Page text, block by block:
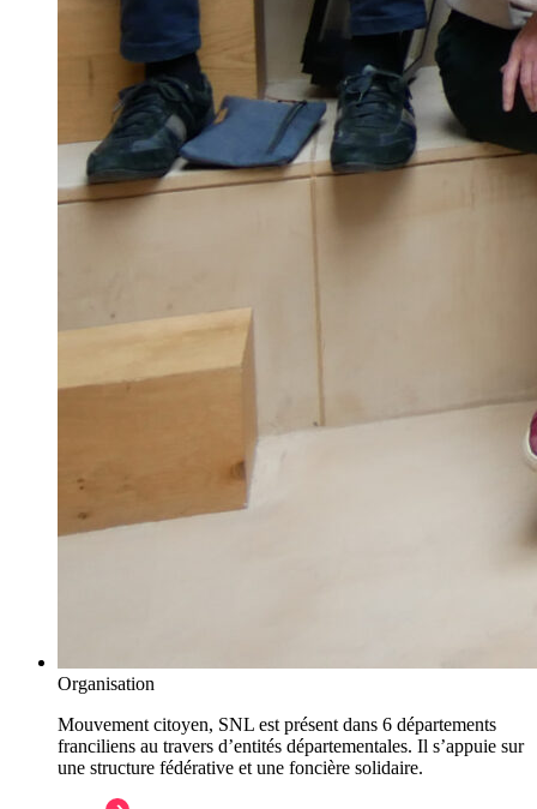
Organisation
Mouvement citoyen, SNL est présent dans 6 départements
franciliens au travers d’entités départementales. Il s’appuie sur
une structure fédérative et une foncière solidaire.